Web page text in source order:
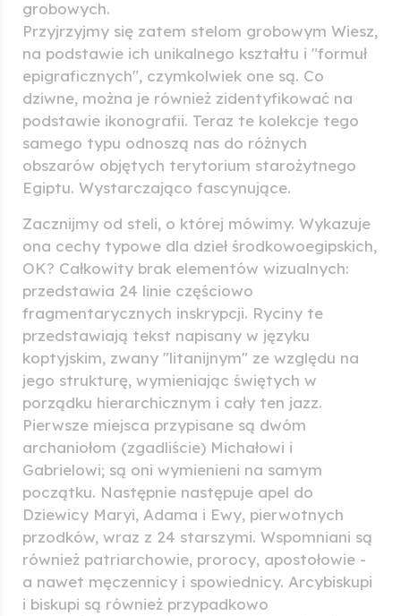
grobowych.
Przyjrzyjmy się zatem stelom grobowym Wiesz,
na podstawie ich unikalnego kształtu i "formuł
epigraficznych", czymkolwiek one są. Co
dziwne, można je również zidentyfikować na
podstawie ikonografii. Teraz te kolekcje tego
samego typu odnoszą nas do różnych
obszarów objętych terytorium starożytnego
Egiptu. Wystarczająco fascynujące.
Zacznijmy od steli, o której mówimy. Wykazuje
ona cechy typowe dla dzieł środkowoegipskich,
OK? Całkowity brak elementów wizualnych:
przedstawia 24 linie częściowo
fragmentarycznych inskrypcji. Ryciny te
przedstawiają tekst napisany w języku
koptyjskim, zwany "litanijnym" ze względu na
jego strukturę, wymieniając świętych w
porządku hierarchicznym i cały ten jazz.
Pierwsze miejsca przypisane są dwóm
archaniołom (zgadliście) Michałowi i
Gabrielowi; są oni wymienieni na samym
początku. Następnie następuje apel do
Dziewicy Maryi, Adama i Ewy, pierwotnych
przodków, wraz z 24 starszymi. Wspomniani są
również patriarchowie, prorocy, apostołowie -
a nawet męczennicy i spowiednicy. Arcybiskupi
i biskupi są również przypadkowo